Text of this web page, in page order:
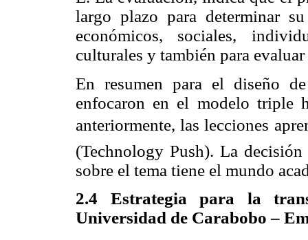
largo plazo para determinar
económicos, sociales,
culturales y también para
En resumen para el diseño
enfocaron en el modelo triple
anteriormente, las lecciones
(Technology Push). La
sobre el tema tiene el mundo
2.4 Estrategia para la
Universidad de Carabobo –